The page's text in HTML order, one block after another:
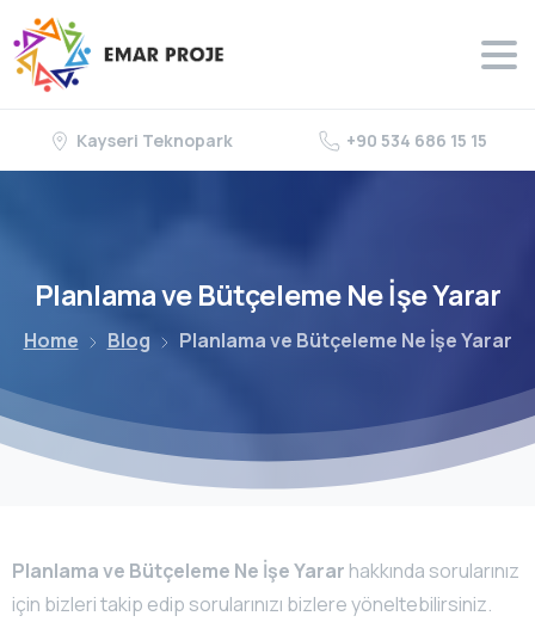
Kayseri Teknopark +90 534 686 15 15
PlanlamaveBütçeleme NeİşeYarar
Home Blog Planlama ve Bütçeleme Ne İşe Yarar
Planlama ve Bütçeleme Ne İşe Yarar hakkında sorularınız
için bizleri takip edip sorularınızı bizlere yöneltebilirsiniz.